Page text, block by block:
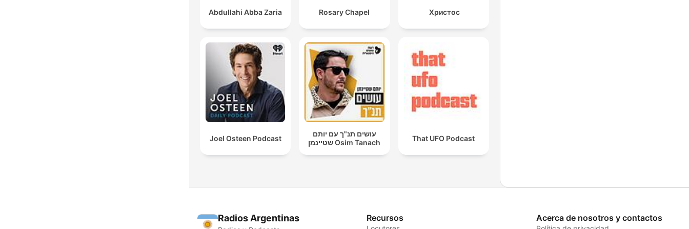
Abdullahi Abba Zaria Rosary Chapel Христос
Joel Osteen Podcast
עושים תנ"ך עם יותם
שטיינמן Osim Tanach
That UFO Podcast
Radios Argentinas Recursos Acerca de nosotros y contactos